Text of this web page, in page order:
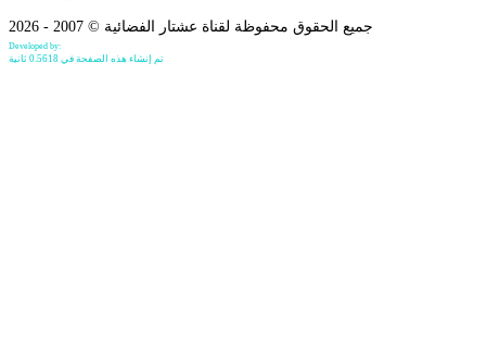
جميع الحقوق محفوظة لقناة عشتار الفضائية © 2007 - 2026
Developed by:
تم إنشاء هذه الصفحة في 0.5618 ثانية